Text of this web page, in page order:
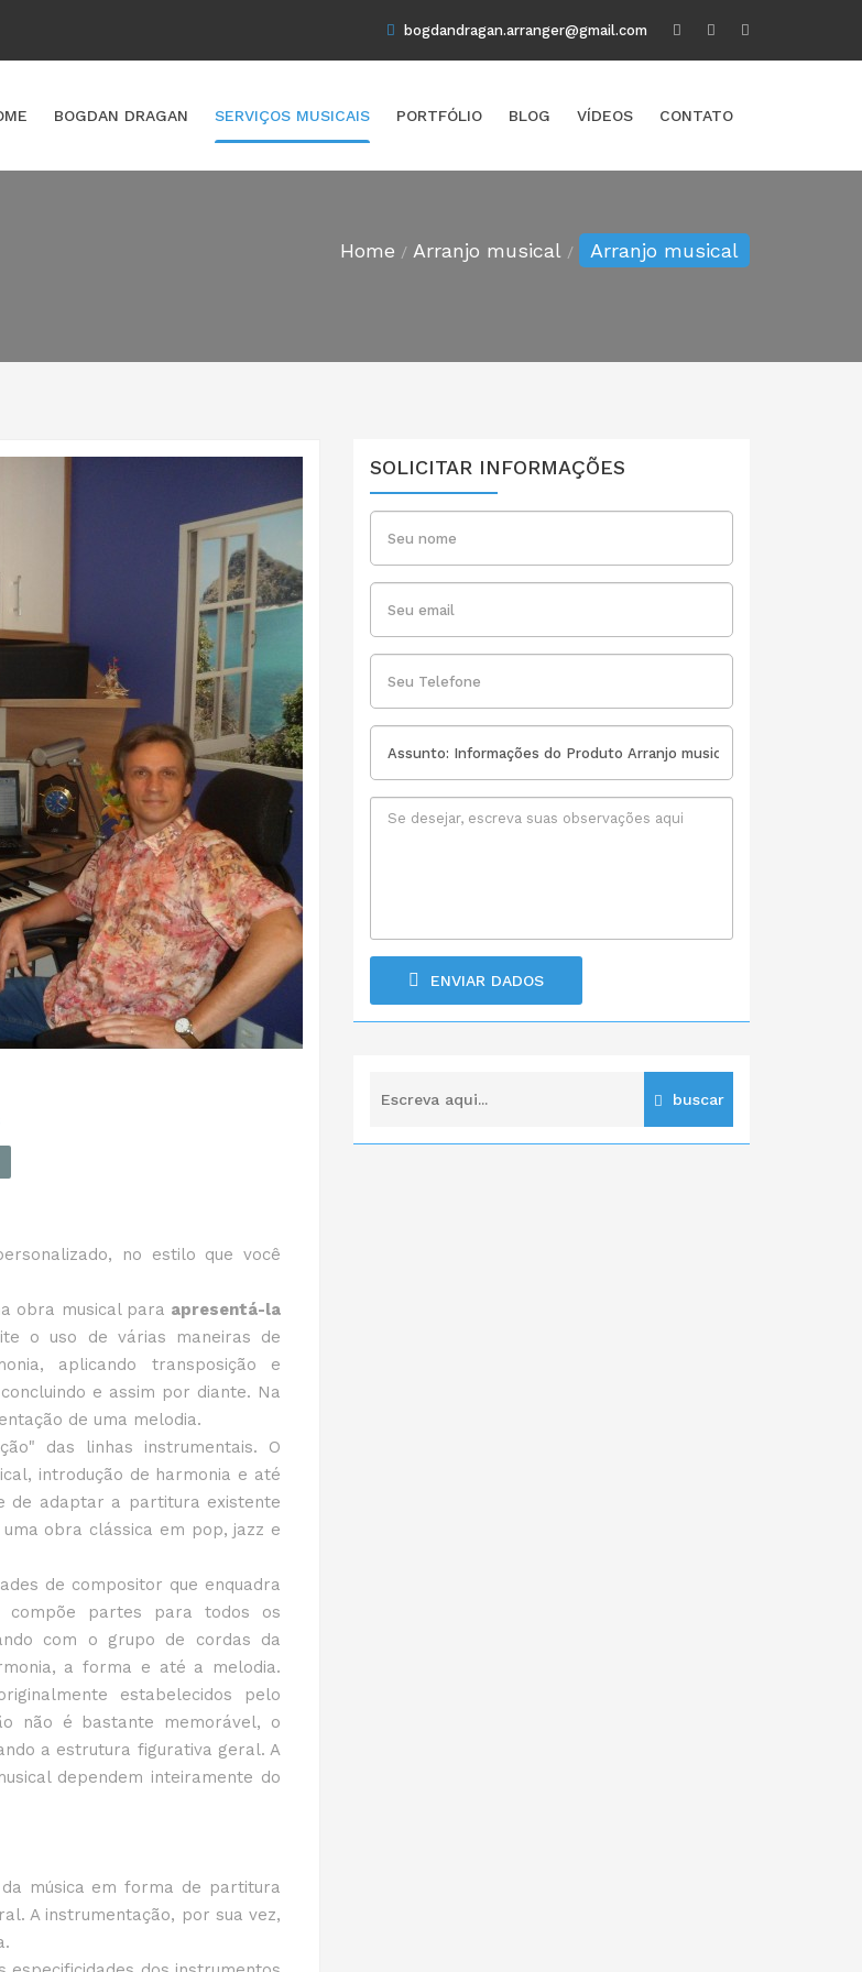
bogdandragan.arranger@gmail.com
BOGDAN DRAGAN SERVIÇOS MUSICAIS PORTFÓLIO BLOG VÍ­DEOS CONTATO
Home Arranjo musical Arranjo musical
no estilo que você
obra musical para apresentá-la
o uso de várias maneiras de
aplicando transposição e
e assim por diante. Na
de uma melodia.
das linhas instrumentais. O
introdução de harmonia e até
de adaptar a partitura existente
obra clássica em pop, jazz e
de compositor que enquadra
compõe partes para todos os
com o grupo de cordas da
a forma e até a melodia.
estabelecidos pelo
não é bastante memorável, o
a estrutura figurativa geral. A
dependem inteiramente do
música em forma de partitura
A instrumentação, por sua vez,
SOLICITAR INFORMAÇÕES
ENVIAR DADOS